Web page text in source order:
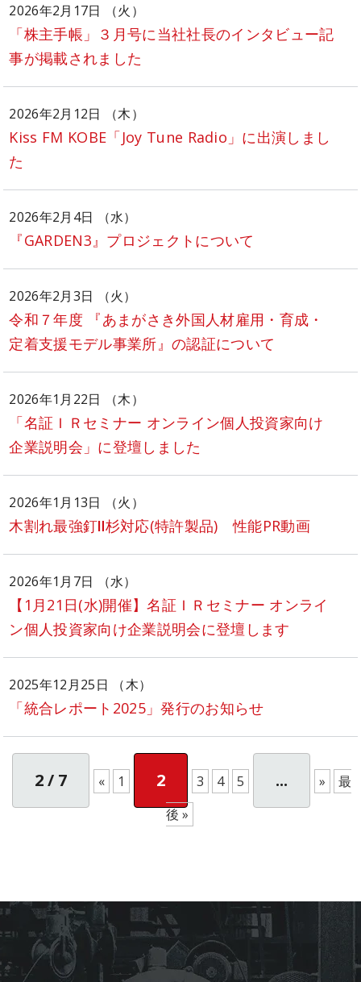
2026年2月17日 （火）
「株主手帳」３月号に当社社長のインタビュー記
事が掲載されました
2026年2月12日 （木）
Kiss FM KOBE「Joy Tune Radio」に出演しまし
た
2026年2月4日 （水）
『GARDEN3』プロジェクトについて
2026年2月3日 （火）
令和７年度 『あまがさき外国人材雇用・育成・
定着支援モデル事業所』の認証について
2026年1月22日 （木）
「名証ＩＲセミナー オンライン個人投資家向け
企業説明会」に登壇しました
2026年1月13日 （火）
木割れ最強釘Ⅱ杉対応(特許製品) 性能PR動画
2026年1月7日 （水）
【1月21日(水)開催】名証ＩＲセミナー オンライ
ン個人投資家向け企業説明会に登壇します
2025年12月25日 （木）
「統合レポート2025」発行のお知らせ
2 / 7 « 1 2 3 4 5 ... »
最
後 »